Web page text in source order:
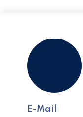
E-Mail